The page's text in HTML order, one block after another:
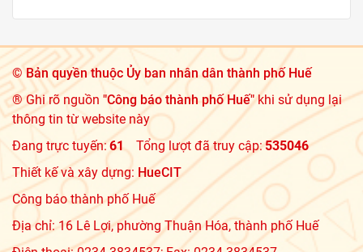
©Bản quyền thuộc Ủy ban nhân dân thành phố Huế
® Ghi rõ nguồn "Công báo thành phố Huế"khi sử dụng lại
thông tin từ website này
Đang trực tuyến:61 Tổng lượt đã truy cập:535046
Thiết kế và xây dựng: HueCIT
Công báo thành phố Huế
Địa chỉ: 16 Lê Lợi, phường Thuận Hóa, thành phố Huế